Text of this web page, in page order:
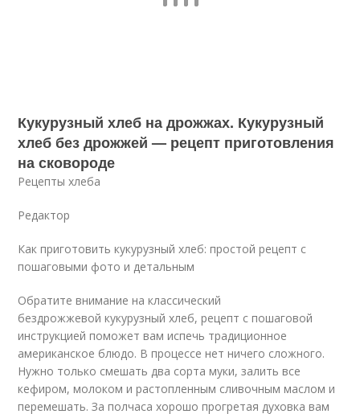
Кукурузный хлеб на дрожжах. Кукурузный
хлеб без дрожжей — рецепт приготовления
на сковороде
Рецепты хлеба
Редактор
Как приготовить кукурузный хлеб: простой рецепт с
пошаговыми фото и детальным
Обратите внимание на классический
бездрожжевой кукурузный хлеб, рецепт с пошаговой
инструкцией поможет вам испечь традиционное
американское блюдо. В процессе нет ничего сложного.
Нужно только смешать два сорта муки, залить все
кефиром, молоком и растопленным сливочным маслом и
перемешать. За полчаса хорошо прогретая духовка вам